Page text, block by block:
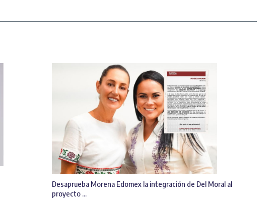
Desaprueba Morena Edomex la integración de Del Moral al
proyecto ...